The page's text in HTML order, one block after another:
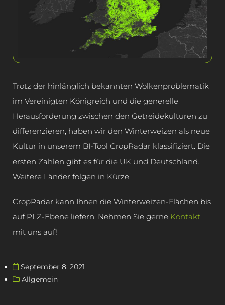
Trotz der hinlänglich bekannten Wolkenproblematik
im Vereinigten Königreich und die generelle
Herausforderung zwischen den Getreidekulturen zu
differenzieren, haben wir den Winterweizen als neue
Kultur in unserem BI-Tool CropRadar klassifiziert. Die
ersten Zahlen gibt es für die UK und Deutschland.
Weitere Länder folgen in Kürze.
CropRadar kann Ihnen die Winterweizen-Flächen bis
auf PLZ-Ebene liefern. Nehmen Sie gerne Kontakt
mit uns auf!
September 8, 2021
Allgemein